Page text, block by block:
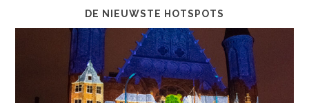
DE NIEUWSTE HOTSPOTS